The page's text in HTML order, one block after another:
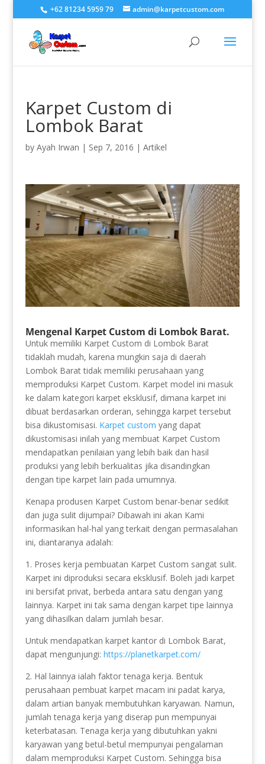
+62 81234 5959 79 admin@karpetcustom.com
Karpet Custom di
Lombok Barat
by Ayah Irwan | Sep 7, 2016 | Artikel
Mengenal Karpet Custom di Lombok Barat.
Untuk memiliki Karpet Custom di Lombok Barat
tidaklah mudah, karena mungkin saja di daerah
Lombok Barat tidak memiliki perusahaan yang
memproduksi Karpet Custom. Karpet model ini masuk
ke dalam kategori karpet eksklusif, dimana karpet ini
dibuat berdasarkan orderan, sehingga karpet tersebut
bisa dikustomisasi. Karpet custom yang dapat
dikustomisasi inilah yang membuat Karpet Custom
mendapatkan penilaian yang lebih baik dan hasil
produksi yang lebih berkualitas jika disandingkan
dengan tipe karpet lain pada umumnya.
Kenapa produsen Karpet Custom benar-benar sedikit
dan juga sulit dijumpai? Dibawah ini akan Kami
informasikan hal-hal yang terkait dengan permasalahan
ini, diantaranya adalah:
1. Proses kerja pembuatan Karpet Custom sangat sulit.
Karpet ini diproduksi secara eksklusif. Boleh jadi karpet
ini bersifat privat, berbeda antara satu dengan yang
lainnya. Karpet ini tak sama dengan karpet tipe lainnya
yang dihasilkan dalam jumlah besar.
Untuk mendapatkan karpet kantor di Lombok Barat,
dapat mengunjungi: https://planetkarpet.com/
2. Hal lainnya ialah faktor tenaga kerja. Bentuk
perusahaan pembuat karpet macam ini padat karya,
dalam artian banyak membutuhkan karyawan. Namun,
jumlah tenaga kerja yang diserap pun mempunyai
keterbatasan. Tenaga kerja yang dibutuhkan yakni
karyawan yang betul-betul mempunyai pengalaman
dalam memproduksi Karpet Custom. Sehingga bisa